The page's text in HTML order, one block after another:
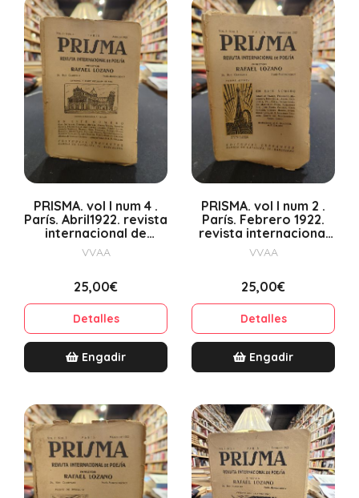
PRISMA. vol I num 4 .
París. Abril1922. revista
internacional de
poesía
VVAA
25,00€
Detalles
Engadir
PRISMA. vol I num 2 .
París. Febrero 1922.
revista internacional
de poesía
VVAA
25,00€
Detalles
Engadir